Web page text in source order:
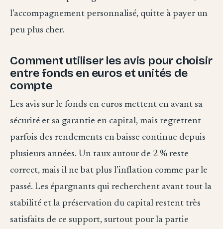
l’accompagnement personnalisé, quitte à payer un
peu plus cher.
Comment utiliser les avis pour choisir
entre fonds en euros et unités de
compte
Les avis sur le fonds en euros mettent en avant sa
sécurité et sa garantie en capital, mais regrettent
parfois des rendements en baisse continue depuis
plusieurs années. Un taux autour de 2 % reste
correct, mais il ne bat plus l’inflation comme par le
passé. Les épargnants qui recherchent avant tout la
stabilité et la préservation du capital restent très
satisfaits de ce support, surtout pour la partie